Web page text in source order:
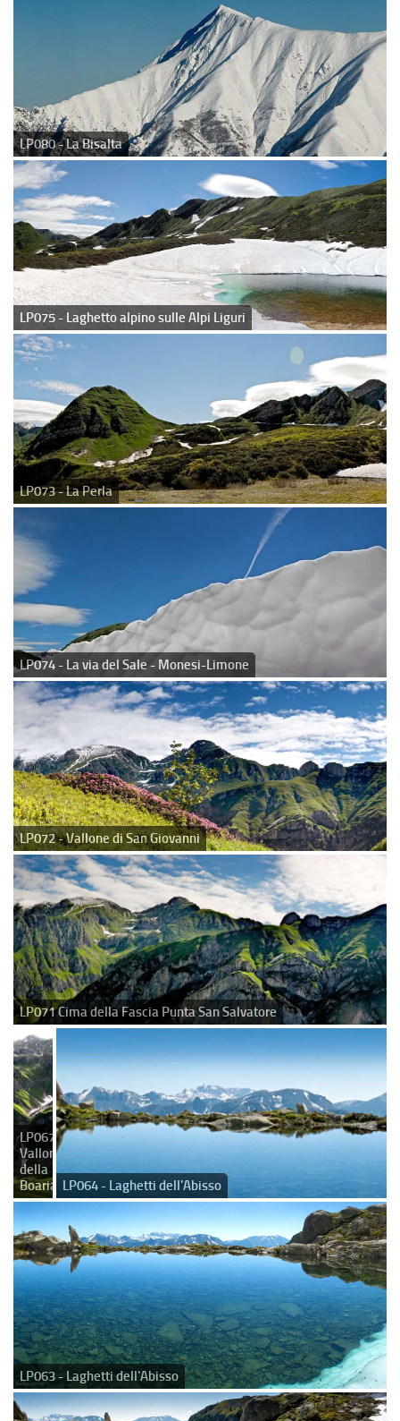
LP080 - La Bisalta
LP075 - Laghetto alpino sulle Alpi Liguri
LP073 - La Perla
LP074 - La via del Sale - Monesi-Limone
LP072 - Vallone di San Giovanni
LP071 Cima della Fascia Punta San Salvatore
LP067 -
Vallone
della
Boaria
LP064 - Laghetti dell'Abisso
LP063 - Laghetti dell'Abisso